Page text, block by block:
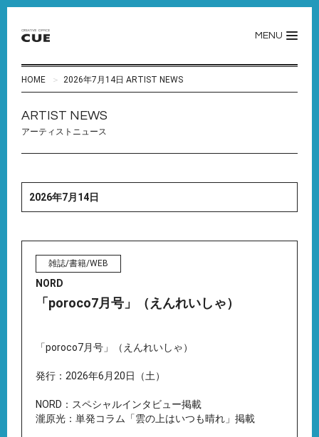
MENU
HOME 2026年7月14日 ARTIST NEWS
ARTIST NEWS
アーティストニュース
2026年7月14日
雑誌/書籍/WEB
NORD
「poroco7月号」（えんれいしゃ）
「poroco7月号」（えんれいしゃ）
発行：2026年6月20日（土）
NORD：スペシャルインタビュー掲載
瀧原光：単発コラム「雲の上はいつも晴れ」掲載